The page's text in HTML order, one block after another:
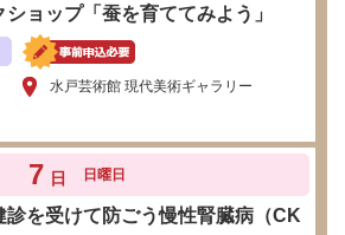
ョップ「蚕を育ててみよう」
水戸芸術館 現代美術ギャラリー
7 日 日曜日
を受けて防ごう慢性腎臓病（CK